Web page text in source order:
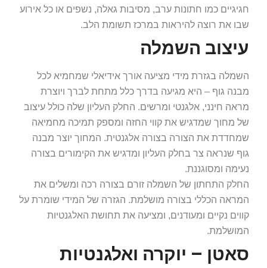
חגיגיים כמו חתונות ערב, מסיבות גאלה, נשפים או כל אירוע
שבו את רוצה להיראות במרכז תשומת הלב.
עיצוב השמלה
השמלה בגזרת מידי מציעה אורך אידיאלי שמחמיא לכל
מבנה גוף – היא מגיעה בדרך כלל מתחת לברך ויוצרת
מראה חינני, אלגנטי ומרשים. החלק העליון שלה כולל עיצוב
של מחוך שמדגיש את קווי החזה ומספק תמיכה מחמיאה
שמחדדת את הצורה בצורה אלגנטית. המחוך יוצר מבנה
גוף שנראה צר בחלק העליון ומדגיש את הקימורים בצורה
נעימה ומסוגננת.
החלק התחתון של השמלה זורם בצורה רכה ומשלים את
המראה הכללי בצורה מושלמת. הגזרה של המידי שומרת על
קווים נקיים ומעודנים, ומציעה את תחושת האלגנטיות
המושלמת.
סאטן – יוקרה ואלגנטיות